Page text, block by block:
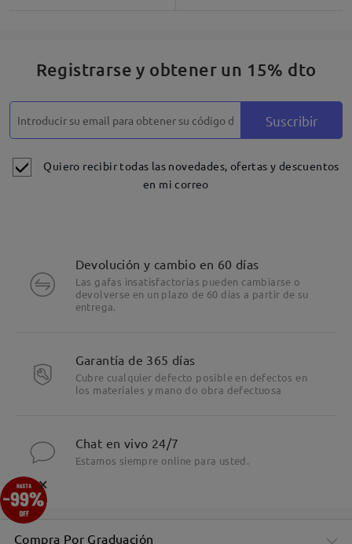
Registrarse y obtener un 15% dto
Suscribir
Quiero recibir todas las novedades, ofertas y descuentos
en mi correo
Devolución y cambio en 60 días
Las gafas insatisfactorias pueden cambiarse o
devolverse en un plazo de 60 días a partir de su
entrega.
Garantía de 365 días
Cubre cualquier defecto posible en defectos en
los materiales y mano do obra defectuosa
Chat en vivo 24/7
Estamos siempre online para usted.
Compra Por Graduación
×